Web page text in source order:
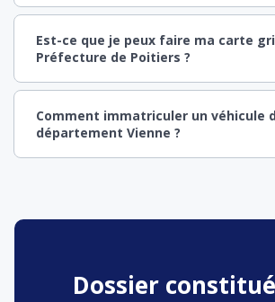
Est-ce que je peux faire ma carte
Préfecture de Poitiers ?
Comment immatriculer un véhicule
département Vienne ?
Dossier